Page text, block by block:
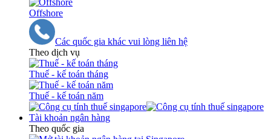
Offshore
Các quốc gia khác vui lòng liên hệ
Theo dịch vụ
Thuế - kế toán tháng
Thuế - kế toán năm
Tài khoản ngân hàng
Theo quốc gia